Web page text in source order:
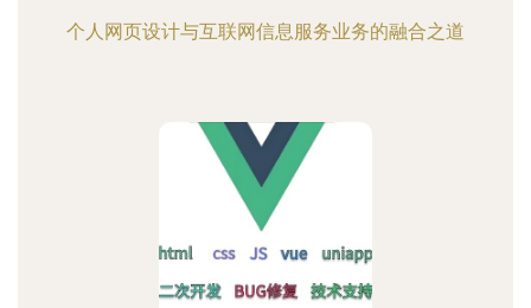
个人网页设计与互联网信息服务业务的融合之道